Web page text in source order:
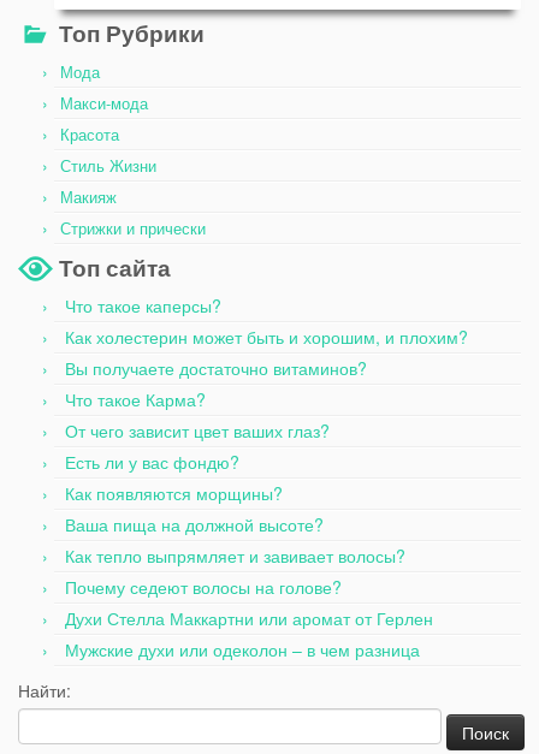
Топ Рубрики
Мода
Макси-мода
Красота
Стиль Жизни
Макияж
Стрижки и прически
Топ сайта
Что такое каперсы?
Как холестерин может быть и хорошим, и плохим?
Вы получаете достаточно витаминов?
Что такое Карма?
От чего зависит цвет ваших глаз?
Есть ли у вас фондю?
Как появляются морщины?
Ваша пища на должной высоте?
Как тепло выпрямляет и завивает волосы?
Почему седеют волосы на голове?
Духи Стелла Маккартни или аромат от Герлен
Мужские духи или одеколон – в чем разница
Найти: